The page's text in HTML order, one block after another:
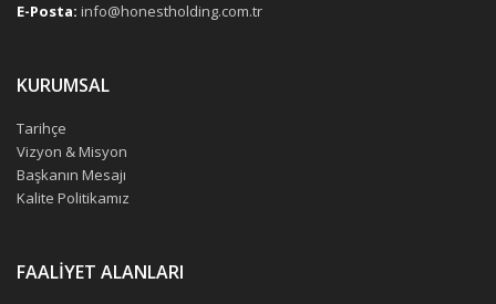
E-Posta: info@honestholding.com.tr
KURUMSAL
Tarihçe
Vizyon & Misyon
Başkanın Mesajı
Kalite Politikamız
FAALİYET ALANLARI